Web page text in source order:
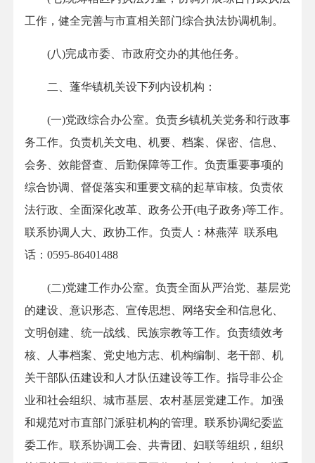
工作，健全完善与市直相关部门综合执法协调机制。
(八)完成市委、市政府交办的其他任务。
二、蓬华镇机关设下列内设机构：
(一)党政综合办公室。负责乡镇机关党务和行政事
务工作。负责机关文电、机要、档案、保密、信息、
会务、效能督查、后勤保障等工作。负责重要事项的
综合协调、督促落实和重要文稿的起草审核。负责依
法行政、全面深化改革、政务公开(电子政务)等工作。
联系协调人大、政协工作。负责人：林燕萍 联系电
话：0595-86401488
(二)党建工作办公室。负责全面从严治党、基层党
的建设、意识形态、宣传思想、网络安全和信息化、
文明创建、统一战线、民族宗教等工作。负责绩效考
核、人事档案、党史地方志、机构编制、老干部、机
关干部队伍建设和人才队伍建设等工作。指导非公企
业和社会组织、城市基层、农村基层党建工作。加强
和规范对市直部门派驻机构的管理。联系协调纪委监
委工作。联系协调工会、共青团、妇联等组织，组织